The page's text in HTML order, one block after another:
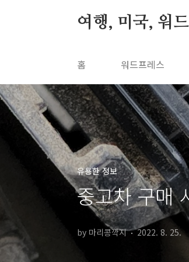
여행, 미국, 워
홈 워드프레스
유용한 정보
중고차 구매
by 마리콩깍지 2022. 8. 25.